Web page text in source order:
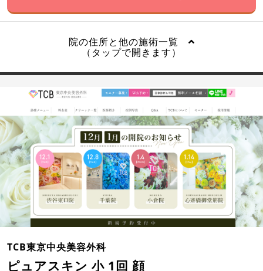
院の住所と他の施術一覧
（タップで開きます）
TCB東京中央美容外科
ピュアスキン 小 1回 顔